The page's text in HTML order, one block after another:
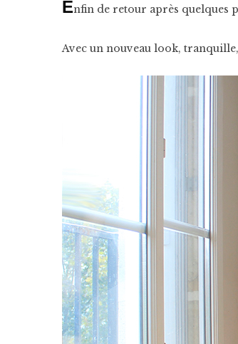
Enfin de retour après quelques
Avec un nouveau look,